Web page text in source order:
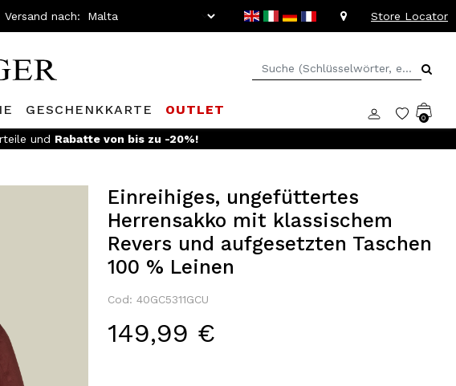
Versand nach: Store Locator
GESCHENKKARTE OUTLET
0
und Rabatte von bis zu -20%!
Einreihiges, ungefüttertes
Herrensakko mit klassischem
Revers und aufgesetzten Taschen
100 % Leinen
Cod: 40GC5311GCU
149,99 €